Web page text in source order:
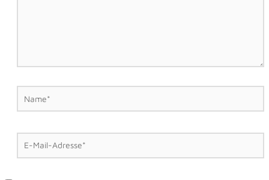
Name*
E-
Mail-
Adresse*